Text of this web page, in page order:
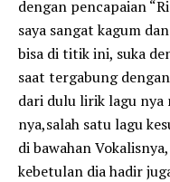
dengan pencapaian
saya sangat kagum
bisa di titik ini, suka
saat tergabung
dari dulu lirik lagu nya
nya,salah satu lagu
di bawahan Vokalisnya,
kebetulan dia hadir